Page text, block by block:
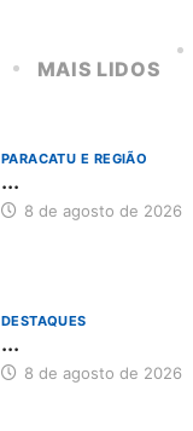
MAIS LIDOS
PARACATU E REGIÃO
...
8 de agosto de 2026
DESTAQUES
...
8 de agosto de 2026